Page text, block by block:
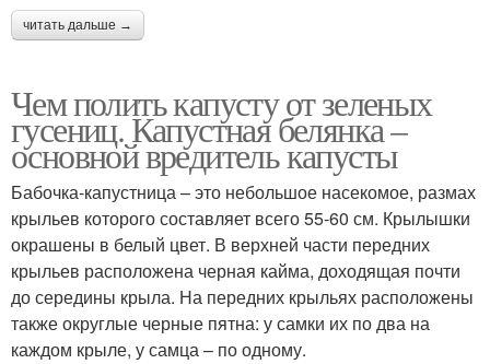
читать дальше →
Чем полить капусту от зеленых
гусениц. Капустная белянка –
основной вредитель капусты
Бабочка-капустница – это небольшое насекомое, размах
крыльев которого составляет всего 55-60 см. Крылышки
окрашены в белый цвет. В верхней части передних
крыльев расположена черная кайма, доходящая почти
до середины крыла. На передних крыльях расположены
также округлые черные пятна: у самки их по два на
каждом крыле, у самца – по одному.